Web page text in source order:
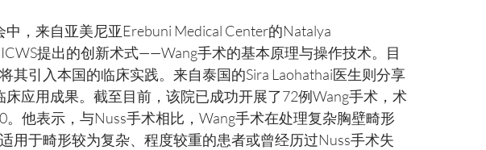
提出的创新术式——Wang手术的基本原理与操作技术。目
其引入本国的临床实践。来自泰国的Sira Laohathai医生则分享
应用成果。截至目前，该院已成功开展了72例Wang手术，术
他表示，与Nuss手术相比，Wang手术在处理复杂胸壁畸形
用于畸形较为复杂、程度较重的患者或曾经历过Nuss手术失